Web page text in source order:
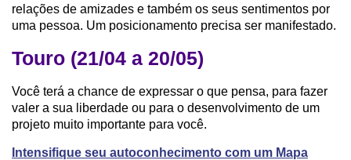
relações de amizades e também os seus sentimentos por
uma pessoa. Um posicionamento precisa ser manifestado.
Touro (21/04 a 20/05)
Você terá a chance de expressar o que pensa, para fazer
valer a sua liberdade ou para o desenvolvimento de um
projeto muito importante para você.
Intensifique seu autoconhecimento com um Mapa